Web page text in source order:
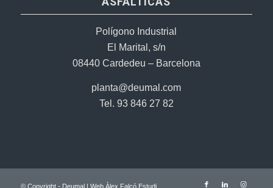
Polígono Industrial
El Marital, s/n
08440 Cardedeu – Barcelona
planta@deumal.com
Tel. 93 846 27 82
© Copyright - Deumal | Web Àlex Falcó Estudi